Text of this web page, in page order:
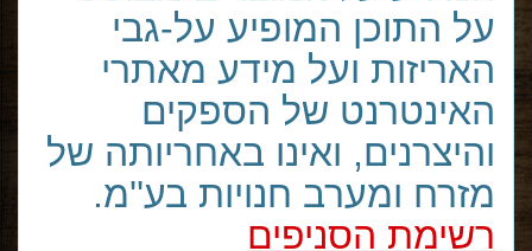
על התוכן המופיע על-גבי
האריזות ועל מידע מאתרי
האינטרנט של הספקים
והיצרנים, ואינו באחריותה של
מזרח ומערב חנויות בע''מ.
רשימת הסניפים